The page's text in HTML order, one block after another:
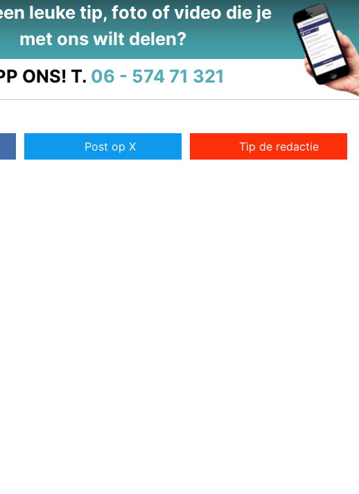
leuke tip, foto of video die je
met ons wilt delen?
ONS! T. 06 - 574 71 321
Post op X Tip de redactie